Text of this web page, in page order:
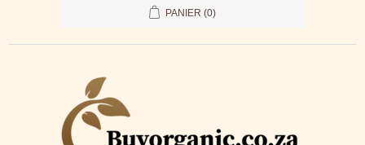
PANIER (0)